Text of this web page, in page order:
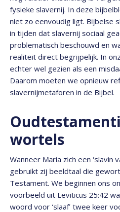
fysieke slavernij. In deze
niet zo eenvoudig ligt. Bijbelse
in tijden dat slavernij sociaal
problematisch beschouwd en
realiteit direct begrijpelijk. In
echter wel gezien als een
Daarom moeten we opnieuw
slavernijmetaforen in de Bijbel.
wortels
Wanneer Maria zich een ‘slavin
gebruikt zij beeldtaal die
Testament. We beginnen ons
voorbeeld uit Leviticus 25:42
woord voor ‘slaaf’ twee keer